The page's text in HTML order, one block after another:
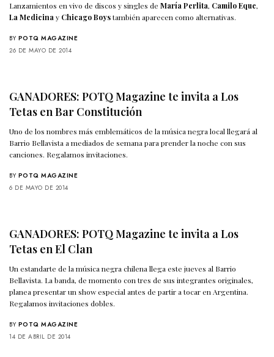
Lanzamientos en vivo de discos y singles deMaría Perlita, Camilo Eque,
La Medicinay Chicago Boystambién aparecen como alternativas.
BY POTQ MAGAZINE
26 DE MAYO DE 2014
GANADORES: POTQ Magazine te invita a Los
Tetas en Bar Constitución
Uno de los nombres más emblemáticos de la música negra local llegará al
Barrio Bellavista a mediados de semana para prender la noche con sus
canciones. Regalamos invitaciones.
BY POTQ MAGAZINE
6 DE MAYO DE 2014
GANADORES: POTQ Magazine te invita a Los
Tetas en El Clan
Un estandarte de la música negra chilena llega este jueves al Barrio
Bellavista. La banda, de momento con tres de sus integrantes originales,
planea presentar un show especial antes de partir a tocar en Argentina.
Regalamos invitaciones dobles.
BY POTQ MAGAZINE
14 DE ABRIL DE 2014